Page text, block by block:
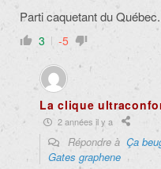
Parti caquetant du Québec.
3 -5
La clique
2 années il y a
Répondre à Ça
Gates graphene